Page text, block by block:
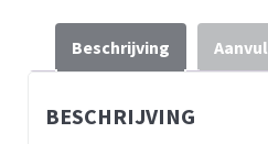
Beschrijving
BESCHRIJVING